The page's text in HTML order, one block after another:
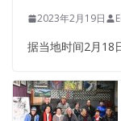
2023年2月19日
据当地时间2月18